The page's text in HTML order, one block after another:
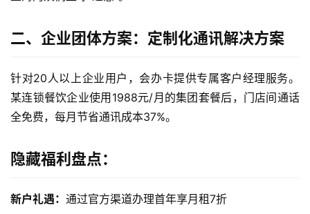
二、企业团体方案：定制化通讯解决方案
针对20人以上企业用户，会办卡提供专属客户经理服务。
某连锁餐饮企业使用1988元/月的集团套餐后，门店间通话
全免费，每月节省通讯成本37%。
隐藏福利盘点：
新户礼遇： 通过官方渠道办理首年享月租7折